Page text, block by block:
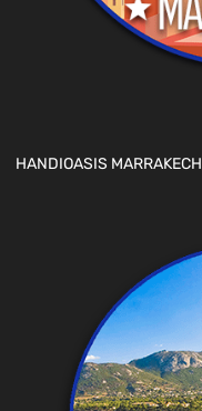
HANDIOASIS MARRAKECH